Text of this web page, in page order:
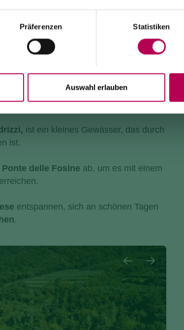
Präferenzen Statistiken
Auswahl erlauben
Dauer der Arbeiten: mindestens 10 Monate
ist ein kleines Gewässer, das durch
ist.
Ponte delle Fosine ab, um es mit einem
entspannen, sich an schönen Tagen
.